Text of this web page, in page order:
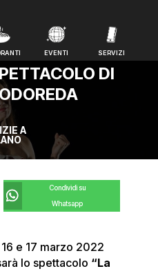
EVENTI SERVIZI
EVENTI SERVIZI
DI
A
Condividi su
Whatsapp
e 17 marzo 2022
lo spettacolo “La